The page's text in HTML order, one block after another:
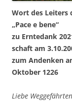
Wort des Lei­ters
„Pace e bene“
zu Ern­te­dank
schaft am
zum Andenken
Okto­ber 1226
Lie­be